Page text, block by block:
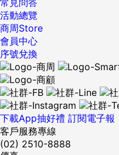
活動總覽
商周Store
會員中心
序號兌換
下載App抽好禮 訂閱電子報
客戶服務專線
(02) 2510-8888